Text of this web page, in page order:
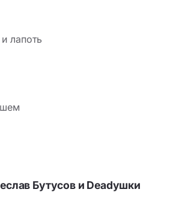
лапоть
Бутусов и Deadушки